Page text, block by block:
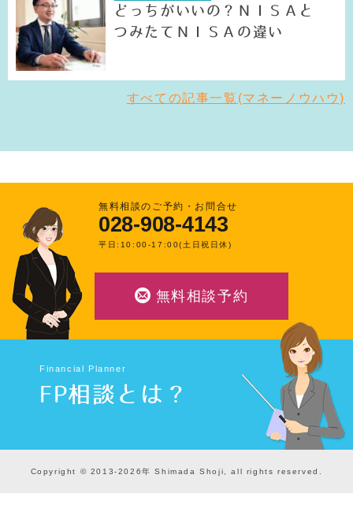
どっちがいいの？ＮＩＳＡと
つみたてＮＩＳＡの違い
すべての記事一覧(マネーノウハウ)
無料相談のご予約・お問合せ
028-908-4143
平日:10:00-17:00(土日祝日休)
無料相談予約
Financial Planner
FP相談とは？
Copyright © 2013-2026年 Shimada Shoji, all rights reserved.